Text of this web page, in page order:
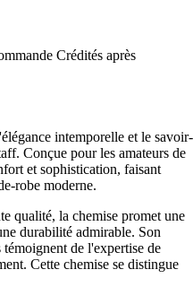
Crédités après
intemporelle et le savoir-
Conçue pour les amateurs de
et sophistication, faisant
robe moderne.
qualité, la chemise promet une
durabilité admirable. Son
de l'expertise de
Cette chemise se distingue